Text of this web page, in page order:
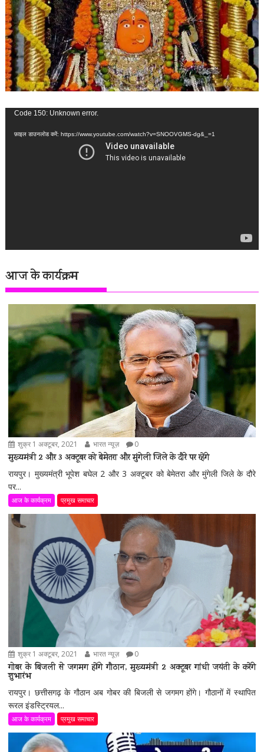
वीडियो
Code 150: Unknown error.
फ़ाइल डाउनलोड करें: https://www.youtube.com/watch?v=SNOOVGMS-dg&_=1
आज के कार्यक्रम
शुक्र 1 अक्टूबर, 2021 भारत न्यूज़ 0
मुख्यमंत्री 2 और 3 अक्टूबर को बेमेतरा और मुंगेली जिले के दौरे पर रहेंगे
रायपुर। मुख्यमंत्री भूपेश बघेल 2 और 3 अक्टूबर को बेमेतरा और मुंगेली जिले के दौरे
पर...
आज के कार्यक्रम प्रमुख समाचार
शुक्र 1 अक्टूबर, 2021 भारत न्यूज़ 0
गोबर के बिजली से जगमग होंगे गौठान, मुख्यमंत्री 2 अक्टूबर गांधी जयंती के करेंगे
शुभारंभ
रायपुर। छत्तीसगढ़ के गौठान अब गोबर की बिजली से जगमग होंगे। गौठानों में स्थापित
रूरल इंडस्ट्रियल...
आज के कार्यक्रम प्रमुख समाचार